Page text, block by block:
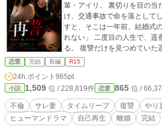
輩・アイリ。 裏切りを目の当
け、交通事故で命を落として
すと、そこは一年前、結婚式
れない」 二度目の人生で、遥
る。 復讐だけを見つめていた
礼一郎との再会をきっかけに
ことになる。 私は、一度でも
たのだろうか。 これは、復讐
身を取り戻すまでの物語。
恋愛 完結 長編 R15
24h.ポイント 965pt
小説 1,509 位 / 228,819件 恋愛 865 位 /
不倫 サレ妻 タイムリープ 復讐 やり
ヒューマンドラマ
自己再生 離婚 完結